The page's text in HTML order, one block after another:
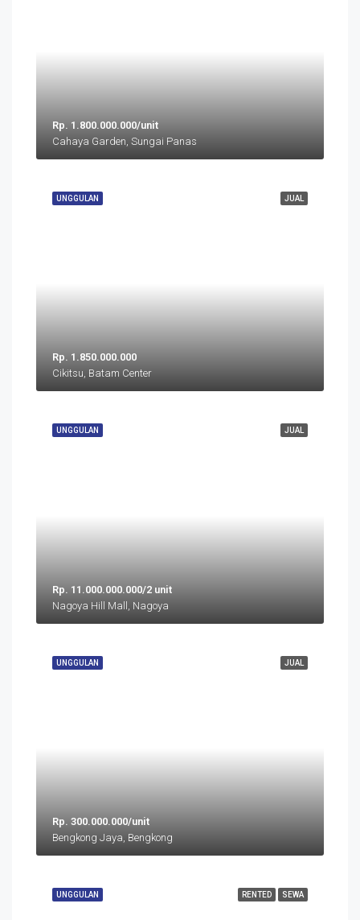
Rp. 1.800.000.000/unit
Cahaya Garden, Sungai Panas
JUAL
UNGGULAN
Rp. 1.850.000.000
Cikitsu, Batam Center
JUAL
UNGGULAN
Rp. 11.000.000.000/2 unit
Nagoya Hill Mall, Nagoya
JUAL
UNGGULAN
Rp. 300.000.000/unit
Bengkong Jaya, Bengkong
RENTED SEWA
UNGGULAN